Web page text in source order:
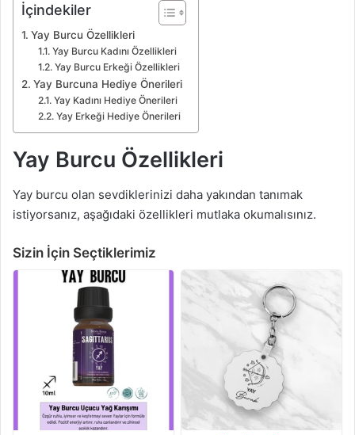
İçindekiler
Yay Burcu Özellikleri
Yay Burcu Kadını Özellikleri
Yay Burcu Erkeği Özellikleri
Yay Burcuna Hediye Önerileri
Yay Kadını Hediye Önerileri
Yay Erkeği Hediye Önerileri
Yay Burcu Özellikleri
Yay burcu olan sevdiklerinizi daha yakından tanımak
istiyorsanız, aşağıdaki özellikleri mutlaka okumalısınız.
Sizin İçin Seçtiklerimiz